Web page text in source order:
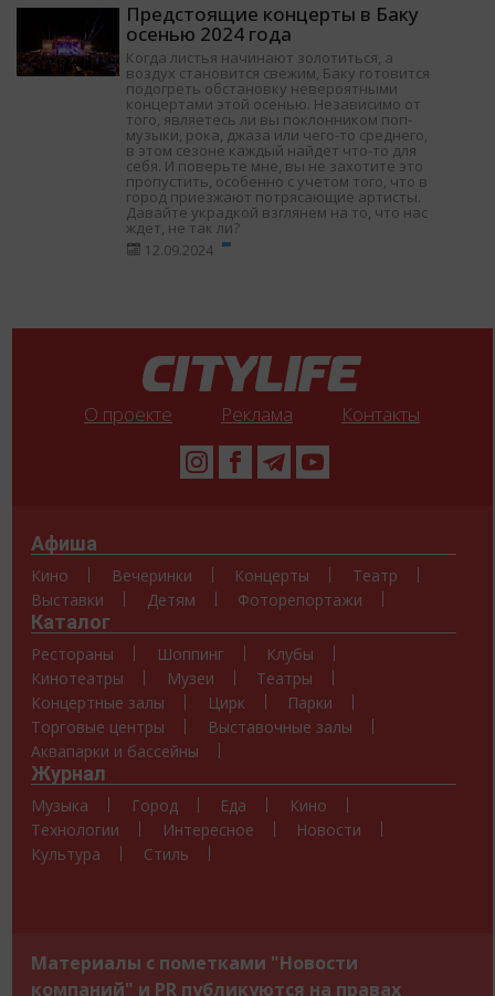
Предстоящие концерты в Баку
осенью 2024 года
Когда листья начинают золотиться, а
воздух становится свежим, Баку готовится
подогреть обстановку невероятными
концертами этой осенью. Независимо от
того, являетесь ли вы поклонником поп-
музыки, рока, джаза или чего-то среднего,
в этом сезоне каждый найдет что-то для
себя. И поверьте мне, вы не захотите это
пропустить, особенно с учетом того, что в
город приезжают потрясающие артисты.
Давайте украдкой взглянем на то, что нас
ждет, не так ли?
12.09.2024
О проекте Реклама Контакты
Афиша
Кино Вечеринки Концерты
Театр
Выставки
Детям Фоторепортажи
Каталог
Рестораны Шоппинг
Клубы
Кинотеатры
Музеи
Театры
Концертные залы
Цирк
Парки
Торговые центры
Выставочные залы
Аквапарки и бассейны
Журнал
Музыка Город Еда
Кино
Технологии
Интересное
Новости
Культура
Стиль
Материалы с пометками "Новости
компаний" и PR публикуются на правах